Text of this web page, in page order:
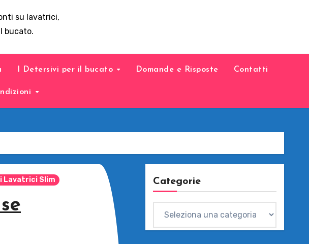
su lavatrici,
bucato.
I Detersivi per il bucato Domande e Risposte Contatti
Lavatrici Slim Categorie